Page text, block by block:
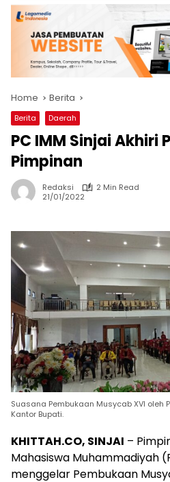
Home Berita
Berita Daerah
PC IMM Sinjai Akhiri
Pimpinan
Redaksi
2 Min Read
21/01/2022
Suasana Pembukaan Musycab XVI oleh
Kantor Bupati.
KHITTAH.CO, SINJAI –
Mahasiswa Muhammadiyah
menggelar Pembukaan